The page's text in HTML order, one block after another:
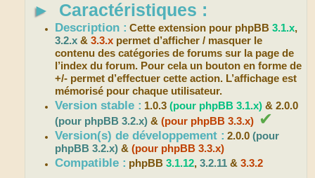
► Caractéristiques :
Description : Cette extension pour phpBB3.1.x,
3.2.x &3.3.x permet d’afficher / masquer le
contenu des catégories de forums sur la page de
l’index du forum. Pour cela un bouton en forme de
+/- permet d’effectuer cette action. L’affichage est
mémorisé pour chaque utilisateur.
Version stable : 1.0.3(pour phpBB 3.1.x) & 2.0.0
(pour phpBB 3.2.x) &(pour phpBB 3.3.x) ✔
Version(s) de développement : 2.0.0(pour
phpBB 3.2.x) &(pour phpBB 3.3.x)
Compatible : phpBB3.1.12,3.2.11 &3.3.2